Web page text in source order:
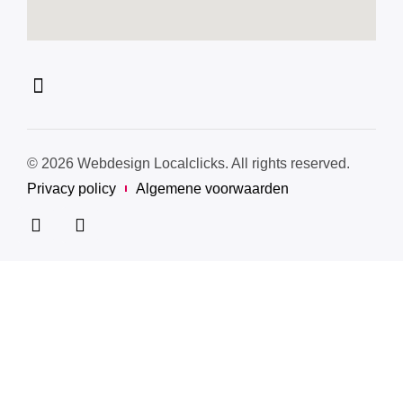
© 2026 Webdesign Localclicks. All rights reserved.
Privacy policy
Algemene voorwaarden